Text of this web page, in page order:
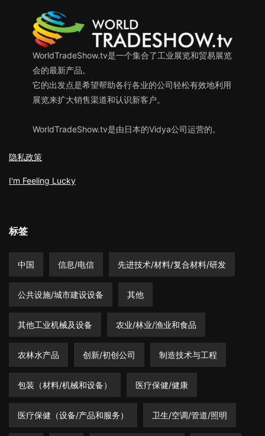
WorldTradeShow.tv是一个集合了工业展览和贸易展览
会的最新产品。
它的出发点是希望帮助各行各业的公司轻松有效地利用
展览来扩大销售渠道和认识新客户。
WorldTradeShow.tv是由日本的Vidya公司运营的。
隐私政策
I'm Feeling Lucky
标签
中国 信息/电信 先进技术/材料/复合材料/研发
公共设施/城市建设设备 其他
其他工业机械及设备 农业/林业/渔业和食品
农林水产品 创新/初创公司 制造技术与工程
包装（材料/机械和设备） 医疗保健/健康
医疗保健（设备/产品和服务） 卫生/空调/管道/照明